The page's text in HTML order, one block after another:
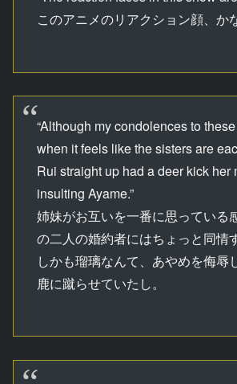
このアニメのリアクション顔、か
“Although my condolences to
when it feels like the sisters are
Rui straight up had a deer kick her
insulting Ayame.”
姉妹がお互いを一番に思っている
の二人の婚約者にはちょっと同情
しかも瑠璃なんて、あやめを侮辱
鹿に蹴らせていたし。